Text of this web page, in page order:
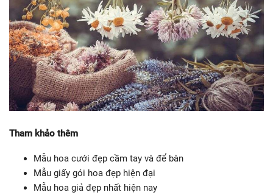
Tham khảo thêm
Mẫu hoa cưới đẹp cầm tay và để bàn
Mẫu giấy gói hoa đẹp hiện đại
Mẫu hoa giả đẹp nhất hiện nay